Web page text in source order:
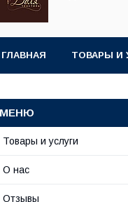
ГЛАВНАЯ ТОВАРЫ И
Товары и услуги
О нас
Отзывы